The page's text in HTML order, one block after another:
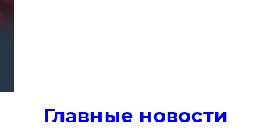
Главные новости